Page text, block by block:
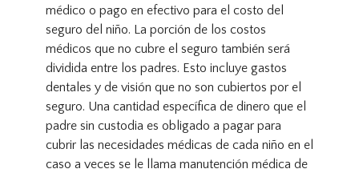
médico o pago en efectivo para el costo del
seguro del niño. La porción de los costos
médicos que no cubre el seguro también será
dividida entre los padres. Esto incluye gastos
dentales y de visión que no son cubiertos por el
seguro. Una cantidad específica de dinero que el
padre sin custodia es obligado a pagar para
cubrir las necesidades médicas de cada niño en el
caso a veces se le llama manutención médica de